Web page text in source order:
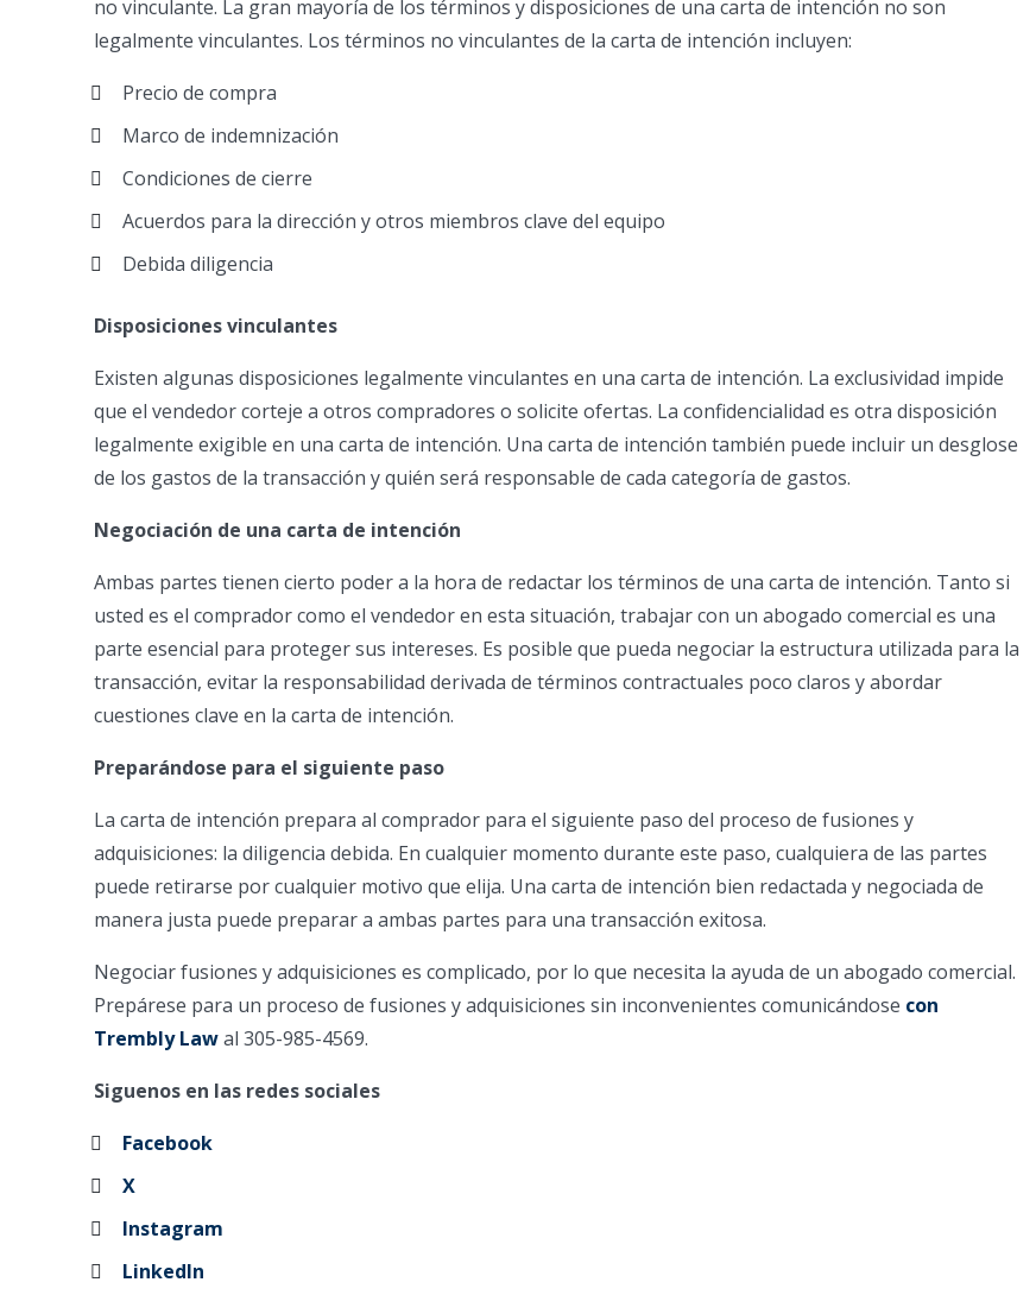
no vinculante. La gran mayoría de los términos y disposiciones de una carta de intención no son
legalmente vinculantes. Los términos no vinculantes de la carta de intención incluyen:
Precio de compra
Marco de indemnización
Condiciones de cierre
Acuerdos para la dirección y otros miembros clave del equipo
Debida diligencia
Disposiciones vinculantes
Existen algunas disposiciones legalmente vinculantes en una carta de intención. La exclusividad impide
que el vendedor corteje a otros compradores o solicite ofertas. La confidencialidad es otra disposición
legalmente exigible en una carta de intención. Una carta de intención también puede incluir un desglose
de los gastos de la transacción y quién será responsable de cada categoría de gastos.
Negociación de una carta de intención
Ambas partes tienen cierto poder a la hora de redactar los términos de una carta de intención. Tanto si
usted es el comprador como el vendedor en esta situación, trabajar con un abogado comercial es una
parte esencial para proteger sus intereses. Es posible que pueda negociar la estructura utilizada para la
transacción, evitar la responsabilidad derivada de términos contractuales poco claros y abordar
cuestiones clave en la carta de intención.
Preparándose para el siguiente paso
La carta de intención prepara al comprador para el siguiente paso del proceso de fusiones y
adquisiciones: la diligencia debida. En cualquier momento durante este paso, cualquiera de las partes
puede retirarse por cualquier motivo que elija. Una carta de intención bien redactada y negociada de
manera justa puede preparar a ambas partes para una transacción exitosa.
Negociar fusiones y adquisiciones es complicado, por lo que necesita la ayuda de un abogado comercial.
Prepárese para un proceso de fusiones y adquisiciones sin inconvenientes comunicándose con
Trembly Lawal 305-985-4569.
Siguenos en las redes sociales
Facebook
X
Instagram
LinkedIn